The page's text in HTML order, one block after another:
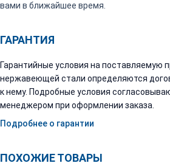
вами в ближайшее время.
ГАРАНТИЯ
Гарантийные условия на поставляемую
нержавеющей стали определяются
к нему. Подробные условия
менеджером при оформлении заказа.
Подробнее о гарантии
ПОХОЖИЕ ТОВАРЫ